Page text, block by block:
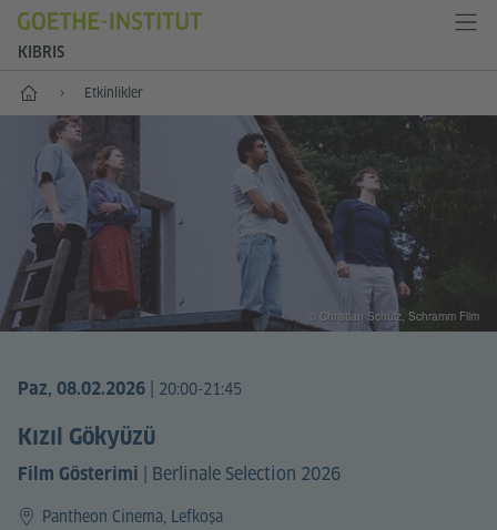
KIBRIS
Anasayfa Etkinlikler
Paz, 08.02.2026 20:00-21:45
Kızıl Gökyüzü
Film Gösterimi | Berlinale Selection 2026
Pantheon Cinema, Lefkoşa
© Christian Schulz, Schramm Film